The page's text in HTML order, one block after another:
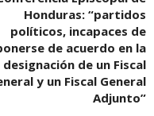
Honduras: “partidos
políticos, incapaces de
de acuerdo en la
designación de un Fiscal
y un Fiscal General
Adjunto”